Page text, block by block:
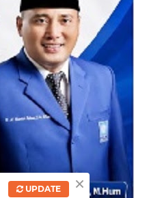
×
UPDATE